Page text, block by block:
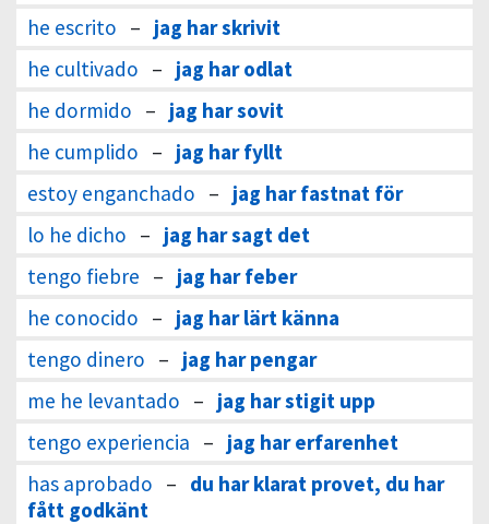
he escrito – jag har skrivit
he cultivado – jag har odlat
he dormido – jag har sovit
he cumplido – jag har fyllt
estoy enganchado – jag har fastnat för
lo he dicho – jag har sagt det
tengo fiebre – jag har feber
he conocido – jag har lärt känna
tengo dinero – jag har pengar
me he levantado – jag har stigit upp
tengo experiencia – jag har erfarenhet
has aprobado – du har klarat provet, du har
fått godkänt